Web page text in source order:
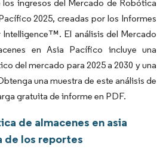
ingresos del Mercado de Robótica
2025, creadas por los Informes
El análisis del Mercado
en Asia Pacífico incluye una
del mercado para 2025 a 2030 y una
una muestra de este análisis de
gratuita de informe en PDF.
de almacenes en asia
de los reportes